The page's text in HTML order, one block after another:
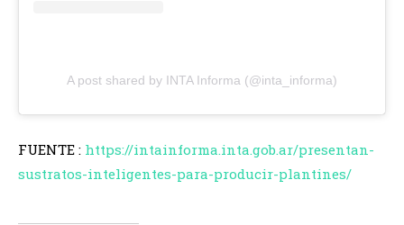
A post shared by INTA Informa (@inta_informa)
FUENTE : https://intainforma.inta.gob.ar/presentan-
sustratos-inteligentes-para-producir-plantines/